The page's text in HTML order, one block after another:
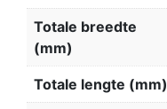
Totale breedte
(mm)
Totale lengte (mm)